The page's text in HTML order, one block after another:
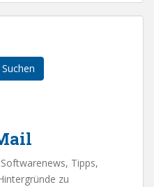
Suchen
Tipps,
zu